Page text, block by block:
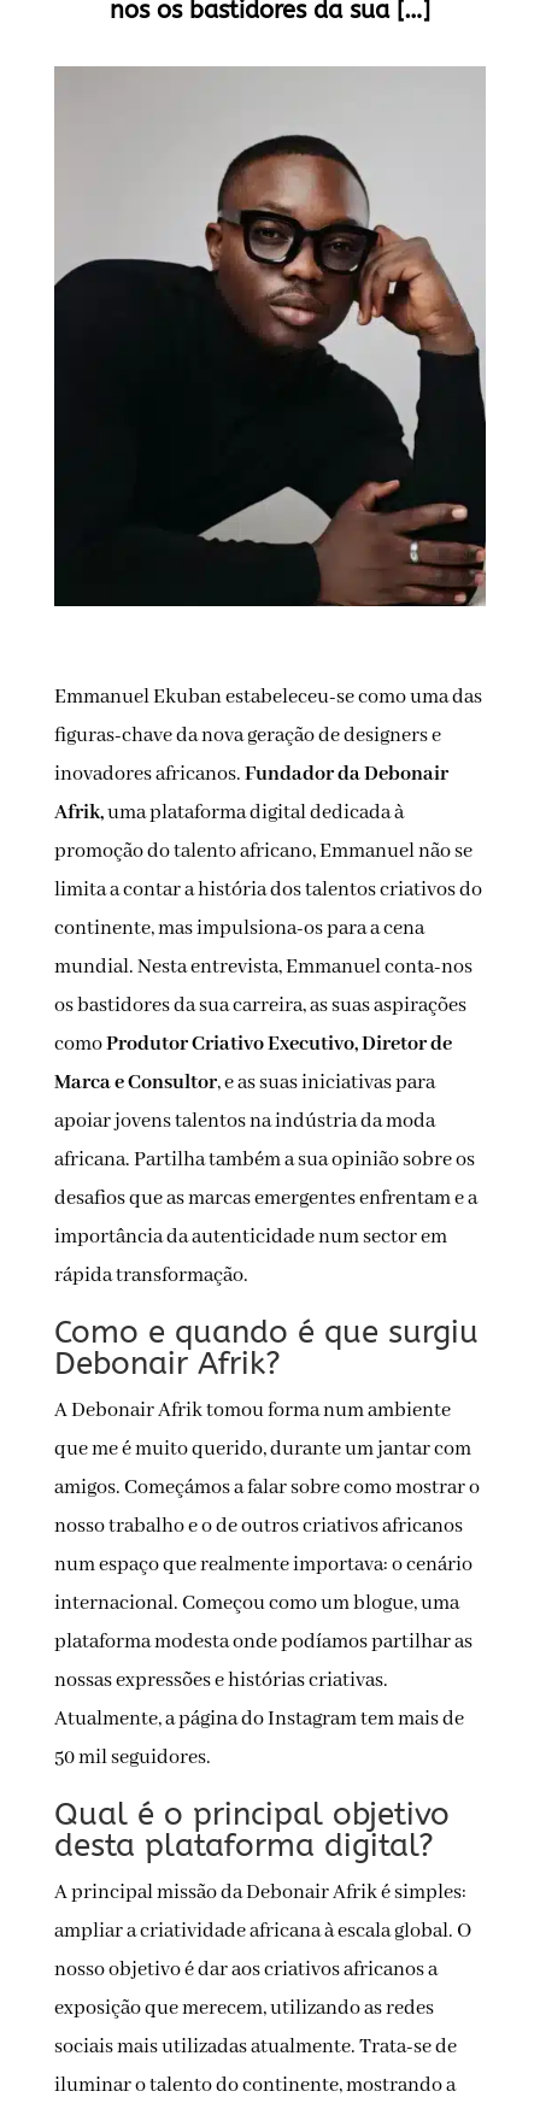
nos os bastidores da sua […]
Emmanuel Ekuban estabeleceu-se como uma das
figuras-chave da nova geração de designers e
inovadores africanos.Fundador da Debonair
Afrik,uma plataforma digital dedicada à
promoção do talento africano, Emmanuel não se
limita a contar a história dos talentos criativos do
continente, mas impulsiona-os para a cena
mundial. Nesta entrevista, Emmanuel conta-nos
os bastidores da sua carreira, as suas aspirações
comoProdutor Criativo Executivo, Diretor de
Marca e Consultor, e as suas iniciativas para
apoiar jovens talentos na indústria da moda
africana. Partilha também a sua opinião sobre os
desafios que as marcas emergentes enfrentam e a
importância da autenticidade num sector em
rápida transformação.
Como e quando é que surgiu
Debonair Afrik?
A Debonair Afrik tomou forma num ambiente
que me é muito querido, durante um jantar com
amigos. Começámos a falar sobre como mostrar o
nosso trabalho e o de outros criativos africanos
num espaço que realmente importava: o cenário
internacional. Começou como um blogue, uma
plataforma modesta onde podíamos partilhar as
nossas expressões e histórias criativas.
Atualmente, a página do Instagram tem mais de
50 mil seguidores.
Qual é o principal objetivo
desta plataforma digital?
A principal missão da Debonair Afrik é simples:
ampliar a criatividade africana à escala global. O
nosso objetivo é dar aos criativos africanos a
exposição que merecem, utilizando as redes
sociais mais utilizadas atualmente. Trata-se de
iluminar o talento do continente, mostrando a